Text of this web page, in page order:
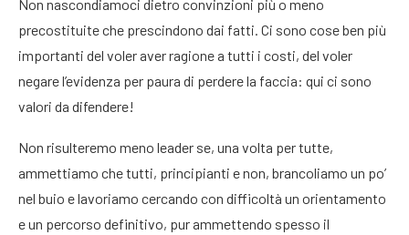
Non nascondiamoci dietro convinzioni più o meno
precostituite che prescindono dai fatti. Ci sono cose ben più
importanti del voler aver ragione a tutti i costi, del voler
negare l’evidenza per paura di perdere la faccia: qui ci sono
valori da difendere!
Non risulteremo meno leader se, una volta per tutte,
ammettiamo che tutti, principianti e non, brancoliamo un po’
nel buio e lavoriamo cercando con difficoltà un orientamento
e un percorso definitivo, pur ammettendo spesso il